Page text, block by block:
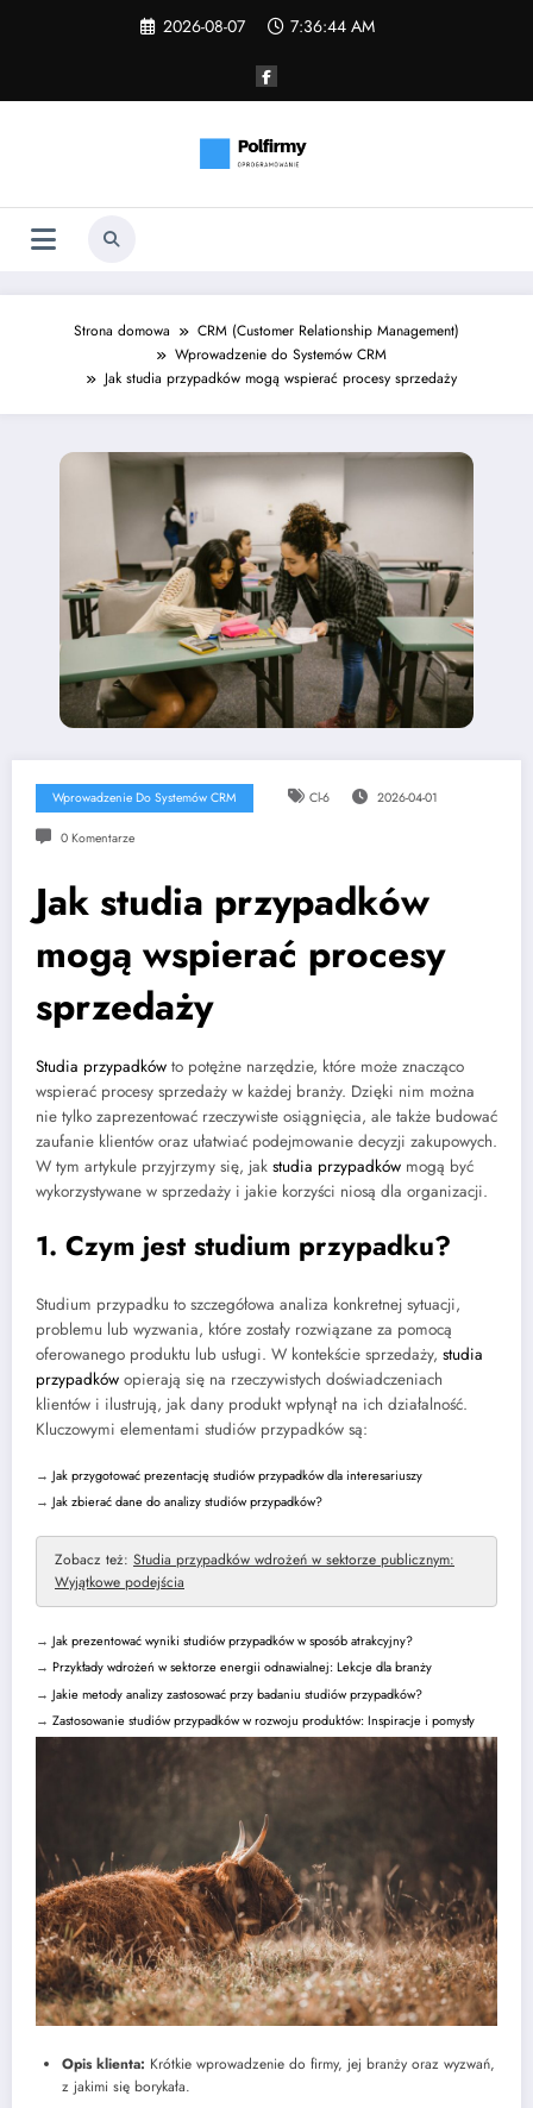
2026-08-07 7:36:45 AM
Strona domowa
CRM (Customer Relationship Management)
Wprowadzenie do Systemów CRM
Jak studia przypadków mogą wspierać procesy sprzedaży
Wprowadzenie Do Systemów CRM Cl-6 2026-04-01
0 Komentarze
Jak studia przypadków
mogą wspierać procesy
sprzedaży
Studia przypadków to potężne narzędzie, które może znacząco
wspierać procesy sprzedaży w każdej branży. Dzięki nim można
nie tylko zaprezentować rzeczywiste osiągnięcia, ale także budować
zaufanie klientów oraz ułatwiać podejmowanie decyzji zakupowych.
W tym artykule przyjrzymy się, jak studia przypadków mogą być
wykorzystywane w sprzedaży i jakie korzyści niosą dla organizacji.
1. Czym jest studium przypadku?
Studium przypadku to szczegółowa analiza konkretnej sytuacji,
problemu lub wyzwania, które zostały rozwiązane za pomocą
oferowanego produktu lub usługi. W kontekście sprzedaży, studia
przypadków opierają się na rzeczywistych doświadczeniach
klientów i ilustrują, jak dany produkt wpłynął na ich działalność.
Kluczowymi elementami studiów przypadków są:
→ Jak przygotować prezentację studiów przypadków dla interesariuszy
→ Jak zbierać dane do analizy studiów przypadków?
Zobacz też: Studia przypadków wdrożeń w sektorze publicznym:
Wyjątkowe podejścia
→ Jak prezentować wyniki studiów przypadków w sposób atrakcyjny?
→ Przykłady wdrożeń w sektorze energii odnawialnej: Lekcje dla branży
→ Jakie metody analizy zastosować przy badaniu studiów przypadków?
→ Zastosowanie studiów przypadków w rozwoju produktów: Inspiracje i pomysły
Opis klienta: Krótkie wprowadzenie do firmy, jej branży oraz wyzwań,
z jakimi się borykała.